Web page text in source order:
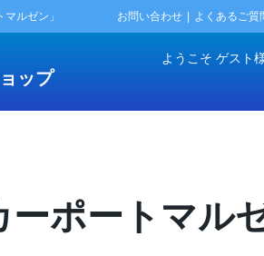
ルゼン」 お問い合わせ よくあるご質
ップ
ようこそ ゲスト
ポートマル